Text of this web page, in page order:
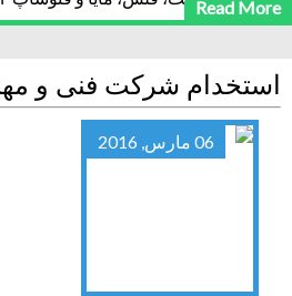
Read More
استخدام شرکت فنی و
06 مارس, 2016